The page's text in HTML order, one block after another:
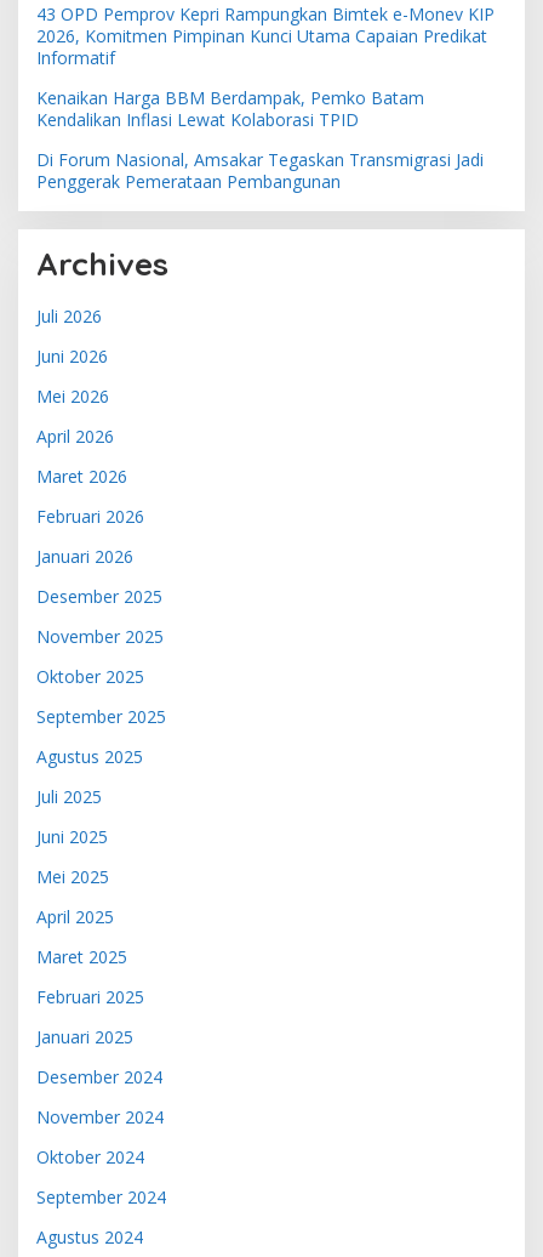
43 OPD Pemprov Kepri Rampungkan Bimtek e-Monev KIP
2026, Komitmen Pimpinan Kunci Utama Capaian Predikat
Informatif
Kenaikan Harga BBM Berdampak, Pemko Batam
Kendalikan Inflasi Lewat Kolaborasi TPID
Di Forum Nasional, Amsakar Tegaskan Transmigrasi Jadi
Penggerak Pemerataan Pembangunan
Archives
Juli 2026
Juni 2026
Mei 2026
April 2026
Maret 2026
Februari 2026
Januari 2026
Desember 2025
November 2025
Oktober 2025
September 2025
Agustus 2025
Juli 2025
Juni 2025
Mei 2025
April 2025
Maret 2025
Februari 2025
Januari 2025
Desember 2024
November 2024
Oktober 2024
September 2024
Agustus 2024